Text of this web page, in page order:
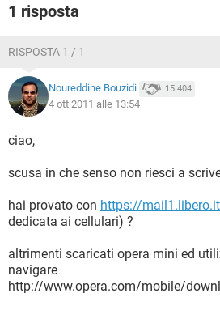
1 risposta
RISPOSTA 1 / 1
Noureddine Bouzidi 15.404
4 ott 2011 alle 13:54
ciao,
scusa in che senso non riesci a
hai provato con https://
dedicata ai cellulari) ?
altrimenti scaricati opera mini ed
navigare
http://www.opera.com/mobile/